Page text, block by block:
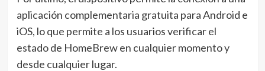
aplicación complementaria gratuita para Android e
iOS, lo que permite a los usuarios verificar el
estado de HomeBrew en cualquier momento y
desde cualquier lugar.